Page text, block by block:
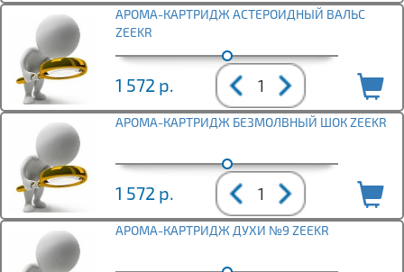
АРОМА-КАРТРИДЖ АСТЕРОИДНЫЙ ВАЛЬС
ZEEKR
1 572 р.
АРОМА-КАРТРИДЖ БЕЗМОЛВНЫЙ ШОК ZEEKR
1 572 р.
АРОМА-КАРТРИДЖ ДУХИ №9 ZEEKR